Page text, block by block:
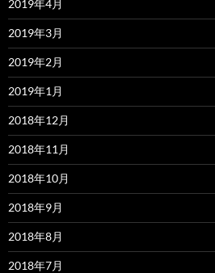
2019年4月
2019年3月
2019年2月
2019年1月
2018年12月
2018年11月
2018年10月
2018年9月
2018年8月
2018年7月